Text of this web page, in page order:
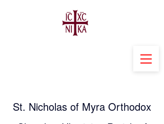
St. Nicholas of Myra Orthodox